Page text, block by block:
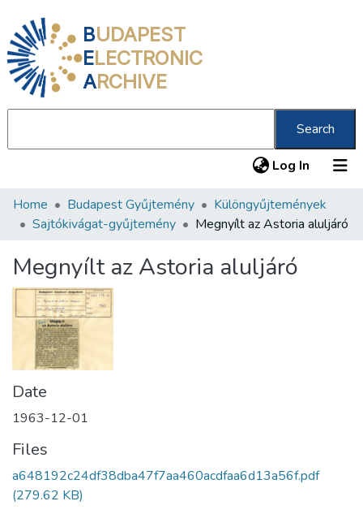
BUDAPEST
ELECTRONIC
ARCHIVE
Search
Log In (current)
Communities & Collections
Statistics
About us
Home Budapest Gyűjtemény
Különgyűjtemények
Sajtókivágat-gyűjtemény
Megnyílt az Astoria aluljáró
Megnyílt az Astoria aluljáró
Date
1963-12-01
Files
a648192c24df38dba47f7aa460acdfaa6d13a56f.pdf
(279.62 KB)